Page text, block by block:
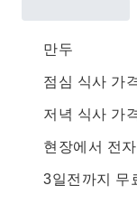
만두
점심 식사 가
저녁 식사 가
현장에서 전
3일전까지 무